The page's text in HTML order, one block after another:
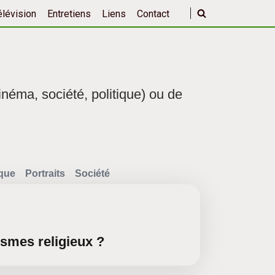
Entretiens Liens Contact
société, politique) ou de
Portraits Société
religieux ?